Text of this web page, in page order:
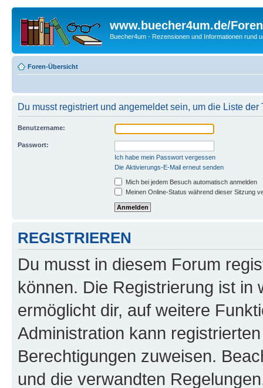
www.buecher4um.de/Foren
Buecher4um - Rezensionen und Informationen rund
Foren-Übersicht
Du musst registriert und angemeldet sein, um die Liste
Benutzername:
Passwort:
Ich habe mein Passwort vergessen
Die Aktivierungs-E-Mail erneut senden
Mich bei jedem Besuch automatisch anmelden
Meinen Online-Status während dieser Sitzung
REGISTRIEREN
Du musst in diesem Forum
können. Die Registrierung ist in
ermöglicht dir, auf weitere
Administration kann
Berechtigungen zuweisen.
und die verwandten